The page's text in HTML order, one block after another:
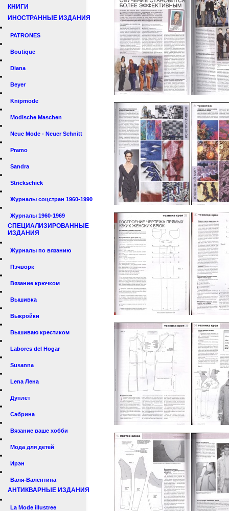
КНИГИ
ИНОСТРАННЫЕ ИЗДАНИЯ
PATRONES
Boutique
Diana
Beyer
Knipmode
Modische Maschen
Neue Mode - Neuer Schnitt
Pramo
Sandra
Strickschick
Журналы соцстран 1960-1990
Журналы 1960-1969
СПЕЦИАЛИЗИРОВАННЫЕ
ИЗДАНИЯ
Журналы по вязанию
Пэчворк
Вязание крючком
Вышивка
Выкройки
Вышиваю крестиком
Labores del Hogar
Susanna
Lena Лена
Дуплет
Сабрина
Вязание ваше хобби
Мода для детей
Ирэн
Валя-Валентина
АНТИКВАРНЫЕ ИЗДАНИЯ
La Mode illustree